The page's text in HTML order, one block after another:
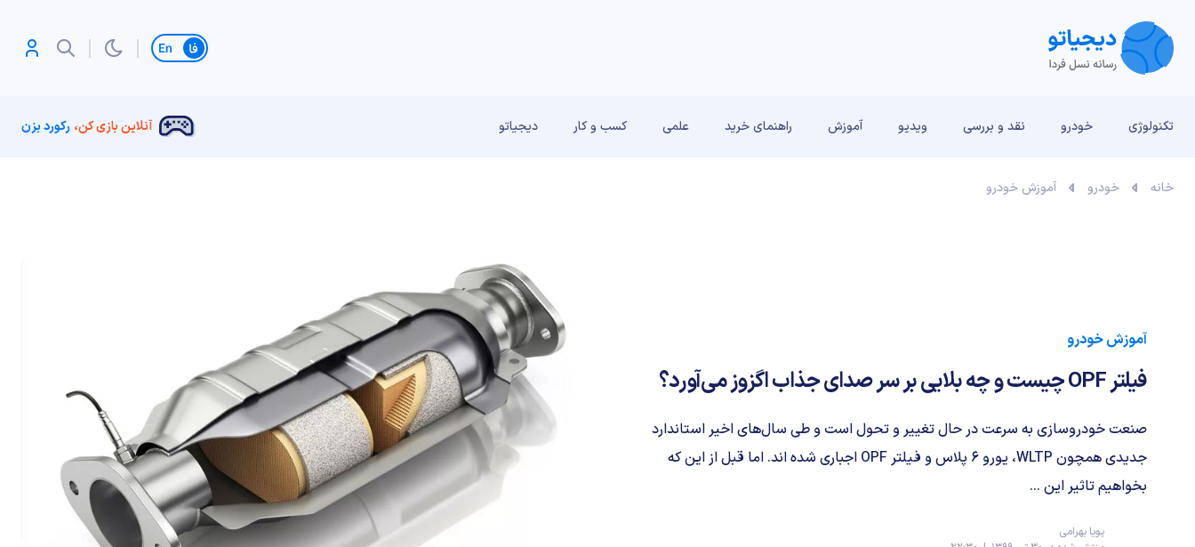
تغییر زبان
تکنولوژی خودرو نقد و بررسی‌ ویدیو آموزش راهنمای خرید علمی کسب و کار دیجیاتو آنلاین بازی کن، رکورد بزن
خانه خودرو آموزش خودرو
آموزش خودرو
فیلتر OPF چیست و چه بلایی بر سر صدای جذاب اگزوز می‌آورد؟
صنعت خودروسازی به سرعت در حال تغییر و تحول است و طی سال‌های اخیر استاندارد
جدیدی همچون WLTP، یورو 6 پلاس و فیلتر OPF اجباری شده اند. اما قبل از این که
بخواهیم تاثیر این ...
پویا بهرامی